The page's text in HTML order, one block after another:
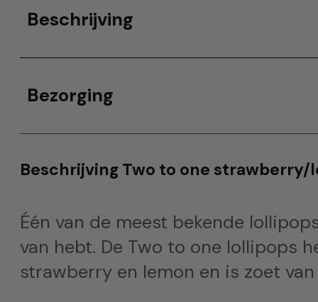
Beschrijving
Bezorging
Beschrijving Two to one strawberry/
Één van de meest bekende
van hebt. De Two to one lollipops
strawberry en lemon en is zoet